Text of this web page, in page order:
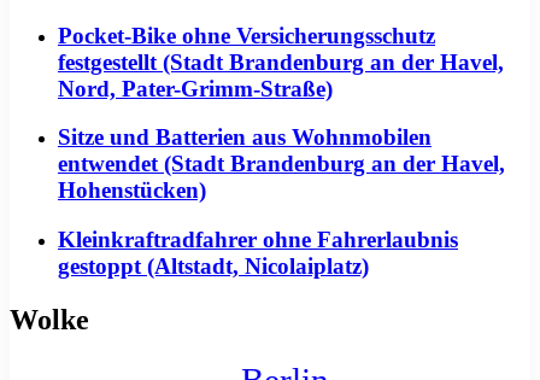
Pocket-Bike ohne Versicherungsschutz
festgestellt (Stadt Brandenburg an der Havel,
Nord, Pater-Grimm-Straße)
Sitze und Batterien aus Wohnmobilen
entwendet (Stadt Brandenburg an der Havel,
Hohenstücken)
Kleinkraftradfahrer ohne Fahrerlaubnis
gestoppt (Altstadt, Nicolaiplatz)
Wolke